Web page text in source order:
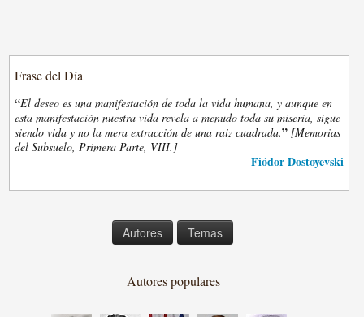
Frase del Día
“El deseo es una manifestación de toda la vida humana, y aunque en
esta manifestación nuestra vida revela a menudo toda su miseria, sigue
siendo vida y no la mera extracción de una raiz cuadrada.” [Memorias
del Subsuelo, Primera Parte, VIII.]
— Fiódor Dostoyevski
Autores Temas
Autores populares